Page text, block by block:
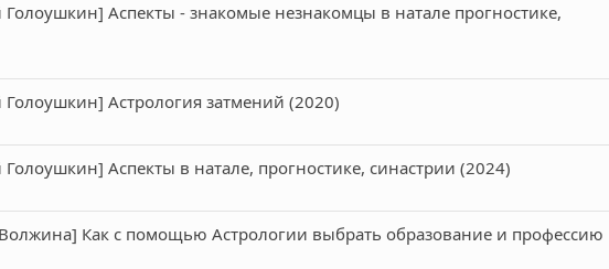
Голоушкин] Аспекты - знакомые незнакомцы в натале прогностике,
Голоушкин] Астрология затмений (2020)
Голоушкин] Аспекты в натале, прогностике, синастрии (2024)
Как с помощью Астрологии выбрать образование и профессию